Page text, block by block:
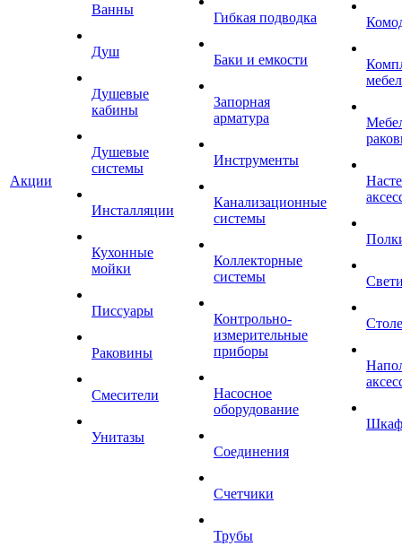
Акции
Ванны
Душ
Душевые
кабины
Душевые
системы
Инсталляции
Кухонные
мойки
Писсуары
Раковины
Смесители
Унитазы
Гибкая подводка
Баки и емкости
Запорная
арматура
Инструменты
Канализационные
системы
Коллекторные
системы
Контрольно-
измерительные
приборы
Насосное
оборудование
Соединения
Счетчики
Трубы